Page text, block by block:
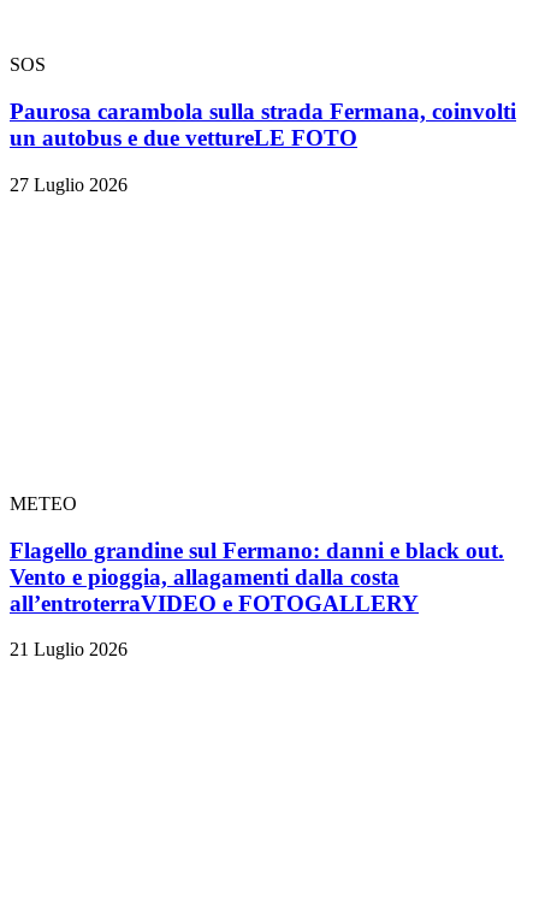
SOS
Paurosa carambola sulla strada Fermana, coinvolti
un autobus e due vettureLE FOTO
27 Luglio 2026
METEO
Flagello grandine sul Fermano: danni e black out.
Vento e pioggia, allagamenti dalla costa
all’entroterraVIDEO e FOTOGALLERY
21 Luglio 2026